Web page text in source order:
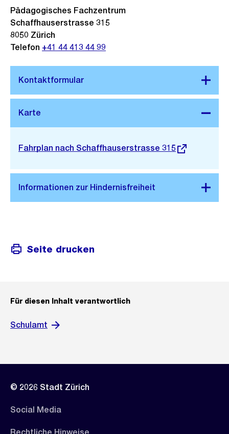
Stadtplan 3D
Externer
Fahrplan nach Schaffhauserstrasse 315
Pädagogisches Fachzentrum
Schaffhauserstrasse 315
8050 Zürich
Telefon +41 44 413 44 99
Seite drucken
Für diesen Inhalt verantwortlich
Schulamt
© 2026 Stadt Zürich
Social Media